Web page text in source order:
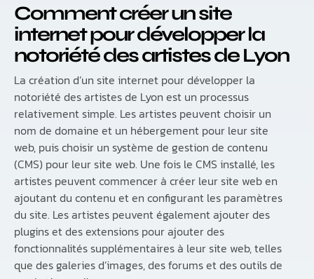
Comment créer un site
internet pour développer la
notoriété des artistes de Lyon
La création d’un site internet pour développer la
notoriété des artistes de Lyon est un processus
relativement simple. Les artistes peuvent choisir un
nom de domaine et un hébergement pour leur site
web, puis choisir un système de gestion de contenu
(CMS) pour leur site web. Une fois le CMS installé, les
artistes peuvent commencer à créer leur site web en
ajoutant du contenu et en configurant les paramètres
du site. Les artistes peuvent également ajouter des
plugins et des extensions pour ajouter des
fonctionnalités supplémentaires à leur site web, telles
que des galeries d’images, des forums et des outils de